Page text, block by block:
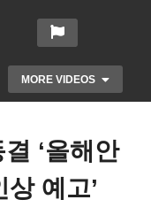
MORE VIDEOS
‘올해안
예고’